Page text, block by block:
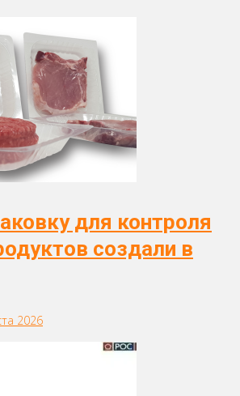
для контроля
создали в
2026